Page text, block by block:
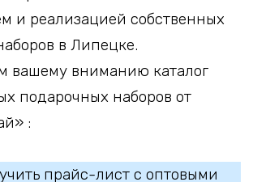
и реализацией собственных
в Липецке.
вашему вниманию каталог
подарочных наборов от
:
прайс-лист с оптовыми